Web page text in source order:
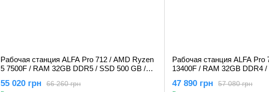
Рабочая станция ALFA Pro 712 / AMD Ryzen
5 7500F / RAM 32GB DDR5 / SSD 500 GB /
66 260 грн
55 020 грн
Рабочая станция ALFA Pro
13400F / RAM 32GB DDR4
57 080 грн
47 890 грн